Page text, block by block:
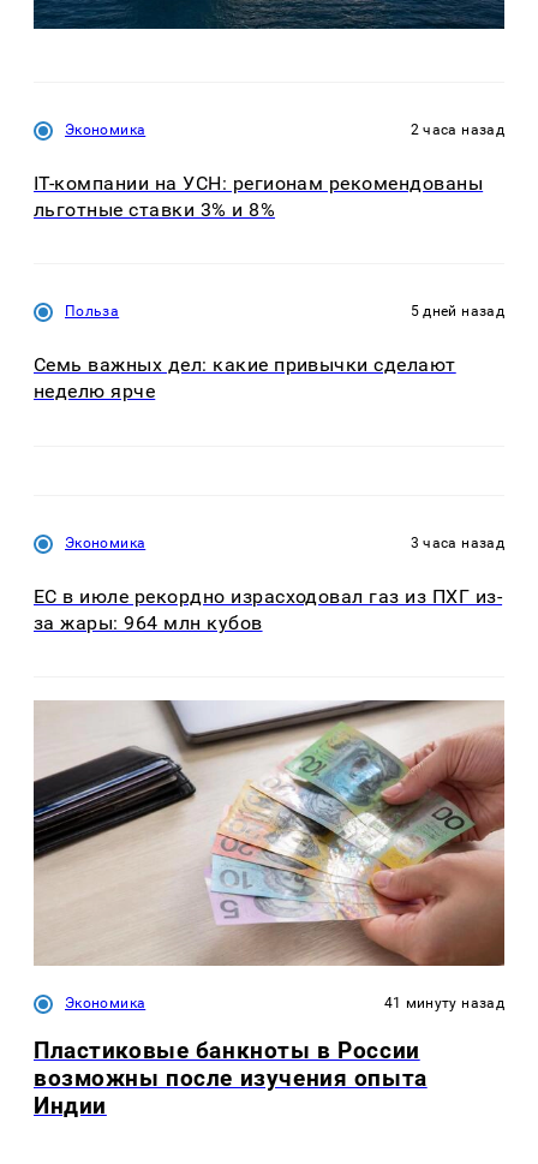
Экономика 2 часа назад
IT-компании на УСН: регионам рекомендованы
льготные ставки 3% и 8%
Польза 5 дней назад
Семь важных дел: какие привычки сделают
неделю ярче
Экономика 3 часа назад
ЕС в июле рекордно израсходовал газ из ПХГ из-
за жары: 964 млн кубов
Экономика 41 минуту назад
Пластиковые банкноты в России
возможны после изучения опыта
Индии